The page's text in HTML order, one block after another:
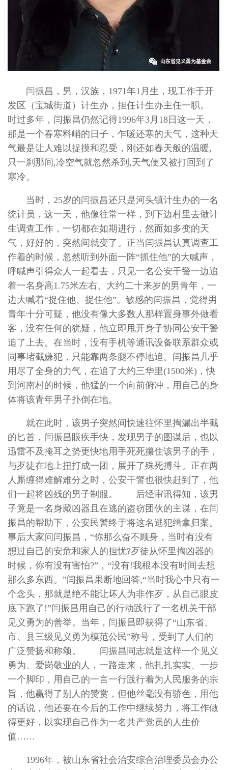
闫振昌，男，汉族，1971年1月生，现工作于开
发区（宝城街道）计生办，担任计生办主任一职。
时过多年，闫振昌仍然记得1996年3月18日这一天，
那是一个春寒料峭的日子，乍暖还寒的天气，这种天
气最是让人难以捉摸和忍受，刚还如春天般的温暖,
只一刹那间,冷空气就忽然杀到,天气便又被打回到了
寒冷。
当时，25岁的闫振昌还只是河头镇计生办的一名
统计员，这一天，他像往常一样，到下边村里去做计
生调查工作，一切都在如期进行，然而如多变的天
气，好好的，突然间就变了。正当闫振昌认真调查工
作着的时候，忽然听到外面一阵“抓住他”的大喊声，
呼喊声引得众人一起看去，只见一名公安干警一边追
着一名身高1.75米左右、大约二十来岁的男青年，一
边大喊着“捉住他、捉住他”。敏感的闫振昌，觉得男
青年十分可疑，他没有像大多数人那样置身事外做看
客，没有任何的犹疑，他立即甩开身子协同公安干警
追了上去。在当时，没有手机等通讯设备联系群众或
同事堵截嫌犯，只能靠两条腿不停地追。闫振昌几乎
用尽了全身的力气，在追了大约三华里(1500米)，快
到河南村的时候，他猛的一个向前俯冲，用自己的身
体将该青年男子扑倒在地。
就在此时，该男子突然间快速往怀里掏漏出半截
的匕首，闫振昌眼疾手快，发现男子的图谋后，也以
迅雷不及掩耳之势更快地用手死死攥住该男子的手，
与歹徒在地上扭打成一团，展开了殊死搏斗。正在两
人厮缠得难解难分之时，公安干警也很快赶到了，他
们一起将凶残的男子制服。 后经审讯得知，该男
子竟是一名身藏凶器且在逃的盗窃团伙的主谋，在闫
振昌的帮助下，公安民警终于将这名逃犯缉拿归案。
事后大家问闫振昌，“你那么奋不顾身，当时有没有
想过自己的安危和家人的担忧?歹徒从怀里掏凶器的
时候，你有没有害怕?”，“没有!我根本没有时间去想
那么多东西。”闫振昌果断地回答,“当时我心中只有一
个念头，那就是绝不能让坏人为非作歹，从自己眼皮
底下跑了!”闫振昌用自己的行动践行了一名机关干部
见义勇为的善举。当年，闫振昌即获得了“山东省、
市、县三级见义勇为模范公民”称号，受到了人们的
广泛赞扬和称颂。 闫振昌同志就是这样一个见义
勇为、爱岗敬业的人，一路走来，他扎扎实实、一步
一个脚印，用自己的一言一行践行着为人民服务的宗
旨，他赢得了别人的赞赏，但他丝毫没有骄色，用他
的话说，他还要在今后的工作中继续努力，将工作做
得更好，以实现自己作为一名共产党员的人生价
值……
1996年，被山东省社会治安综合治理委员会办公